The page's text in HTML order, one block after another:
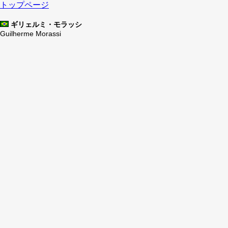
トップページ
ギリェルミ・モラッシ
Guilherme Morassi